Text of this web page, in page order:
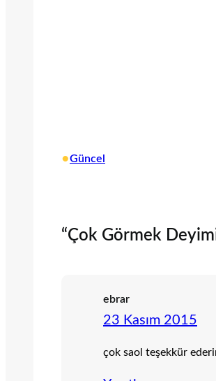
•Güncel
“Çok Görmek
ebrar
23 Kasım 2015
çok saol teşekkür